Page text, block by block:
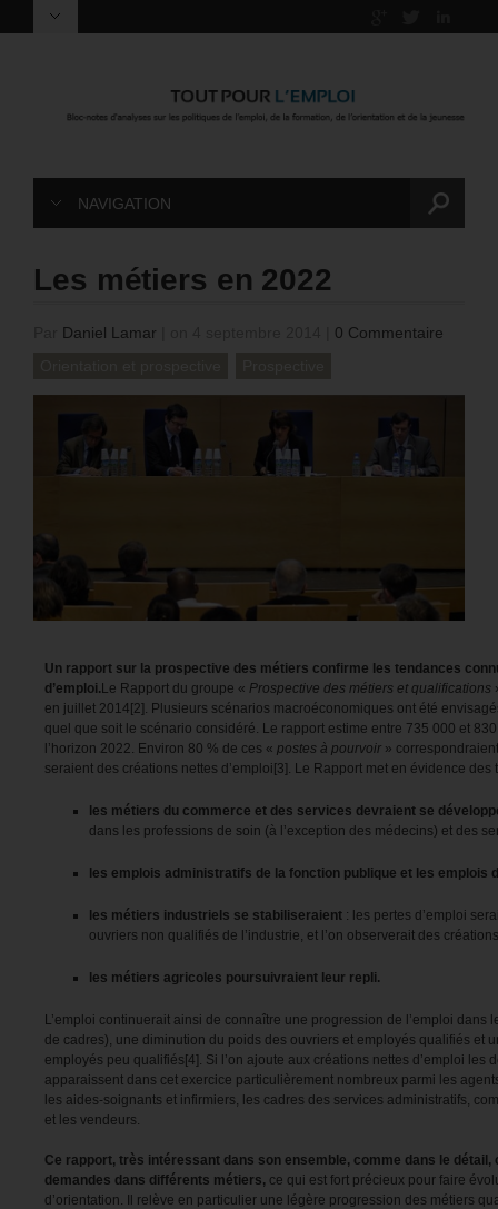
NAVIGATION
Les métiers en 2022
Daniel Lamar
0 Commentaire
Un rapport sur la prospective des métiers confirme les tendances
d’emploi. Le Rapport du groupe « Prospective des métiers et qualifications
en juillet 2014[2]. Plusieurs scénarios macroéconomiques ont été
quel que soit le scénario considéré. Le rapport estime entre 735 000 et
l’horizon 2022. Environ 80 % de ces « postes à pourvoir »
seraient des créations nettes d’emploi[3]. Le Rapport met en évidence des
les métiers du commerce et des services devraient se
dans les professions de soin (à l’exception des médecins) et des
les emplois administratifs de la fonction publique et les emplois
les métiers industriels se stabiliseraient : les pertes d’emploi
ouvriers non qualifiés de l’industrie, et l’on observerait des
les métiers agricoles poursuivraient leur repli.
L’emploi continuerait ainsi de connaître une progression de l’emploi
de cadres), une diminution du poids des ouvriers et employés qualifiés et
employés peu qualifiés[4]. Si l’on ajoute aux créations nettes d’emploi les
apparaissent dans cet exercice particulièrement nombreux parmi les
les aides-soignants et infirmiers, les cadres des services administratifs,
et les vendeurs.
Ce rapport, très intéressant dans son ensemble, comme dans le
demandes dans différents métiers, ce qui est fort précieux pour faire
d’orientation. Il relève en particulier une légère progression des métiers